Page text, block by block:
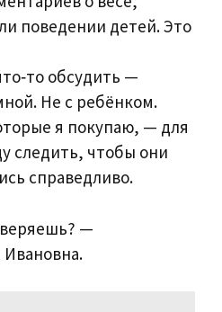
поведении детей. Это
обсудить —
Не с ребёнком.
я покупаю, — для
следить, чтобы они
справедливо.
—
Ивановна.